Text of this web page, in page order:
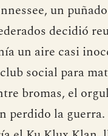
un
decidió
un aire casi
social para
bromas, el
perdido la